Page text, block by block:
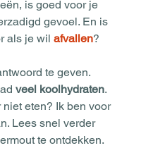
is goed voor je
gevoel. En is
als je wil afvallen?
te geven.
veel koolhydraten.
eten? Ik ben voor
Lees snel verder
te ontdekken.